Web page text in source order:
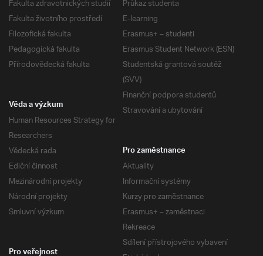
Fakulta zdravotnických studií
Fakulta životního prostředí
Filozofická fakulta
Pedagogická fakulta
Přírodovědecká fakulta
Průkaz studenta
E-learning
Erasmus+ – studenti
Erasmus Student Network (ESN)
Studentská grantová soutěž
(SVV)
Finanční podpora studentů
Stravování a ubytování
Věda a výzkum
Human Resources Strategy for
Researchers
Vědecká rada
Ediční činnost
Mezinárodní projekty
Národní projekty
Smluvní výzkum
Pro zaměstnance
Aktuality
Informační systémy
Kurzy pro zaměstnance
Erasmus+ – zaměstnaci
Rekreace
Sdílení přístrojového vybavení